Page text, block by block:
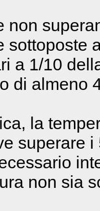
non
sottoposte
a 1/10
di almeno
la
superare
non sia